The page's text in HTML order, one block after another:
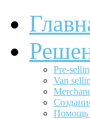
Pre-
Van
Помощь